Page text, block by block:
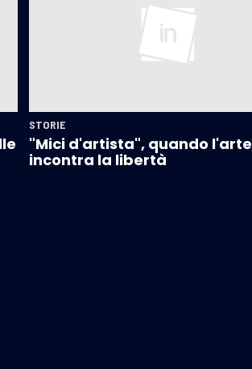
STORIE
"Mici d'artista", quando l'arte
incontra la libertà